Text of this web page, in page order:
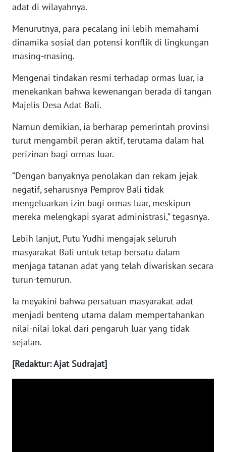
adat di wilayahnya.
Menurutnya, para pecalang ini lebih memahami
dinamika sosial dan potensi konflik di lingkungan
masing-masing.
Mengenai tindakan resmi terhadap ormas luar, ia
menekankan bahwa kewenangan berada di tangan
Majelis Desa Adat Bali.
Namun demikian, ia berharap pemerintah provinsi
turut mengambil peran aktif, terutama dalam hal
perizinan bagi ormas luar.
“Dengan banyaknya penolakan dan rekam jejak
negatif, seharusnya Pemprov Bali tidak
mengeluarkan izin bagi ormas luar, meskipun
mereka melengkapi syarat administrasi,” tegasnya.
Lebih lanjut, Putu Yudhi mengajak seluruh
masyarakat Bali untuk tetap bersatu dalam
menjaga tatanan adat yang telah diwariskan secara
turun-temurun.
Ia meyakini bahwa persatuan masyarakat adat
menjadi benteng utama dalam mempertahankan
nilai-nilai lokal dari pengaruh luar yang tidak
sejalan.
[Redaktur: Ajat Sudrajat]
WN
SERAMBI
JAMBI
WN
SULTRA
WN
NTB
WN
SULTENG
WN
WN
BABEL
SUMBAR
WN
SUMSEL
WN